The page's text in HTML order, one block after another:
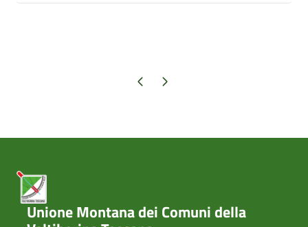
Pagina precedente
Pagina successiva
Unione Montana dei Comuni della